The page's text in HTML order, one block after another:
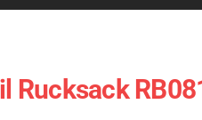
Rucksack